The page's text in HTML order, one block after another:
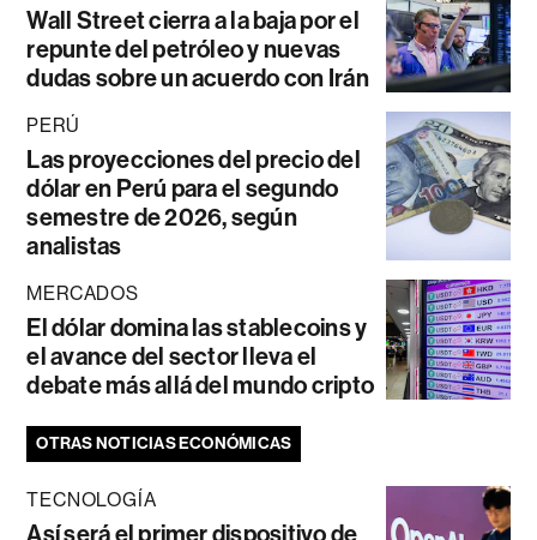
Wall Street cierra a la baja por el
repunte del petróleo y nuevas
dudas sobre un acuerdo con Irán
PERÚ
Las proyecciones del precio del
dólar en Perú para el segundo
semestre de 2026, según
analistas
MERCADOS
El dólar domina las stablecoins y
el avance del sector lleva el
debate más allá del mundo cripto
OTRAS NOTICIAS ECONÓMICAS
TECNOLOGÍA